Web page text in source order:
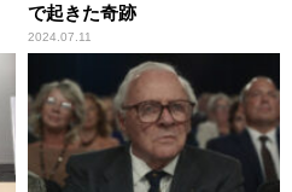
で起きた奇跡
2024.07.11